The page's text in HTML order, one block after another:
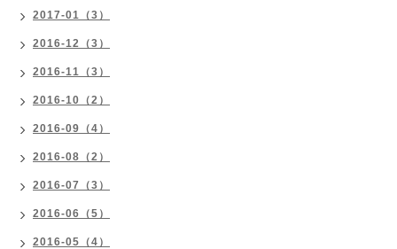
2017-01（3）
2016-12（3）
2016-11（3）
2016-10（2）
2016-09（4）
2016-08（2）
2016-07（3）
2016-06（5）
2016-05（4）